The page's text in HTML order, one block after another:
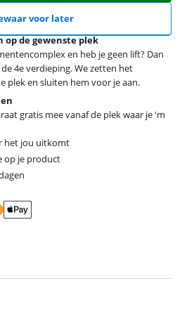
voor later
op de gewenste plek
en heb je geen lift? Dan
4e verdieping. We zetten het
plek en sluiten hem voor je aan.
gratis mee vanaf de plek waar je 'm
het jou uitkomt
op je product